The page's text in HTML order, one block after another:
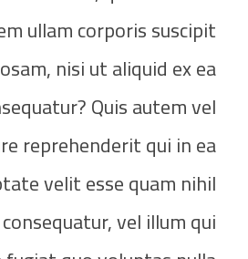
ullam corporis suscipit
nisi ut aliquid ex ea
Quis autem vel
reprehenderit qui in ea
velit esse quam nihil
vel illum qui